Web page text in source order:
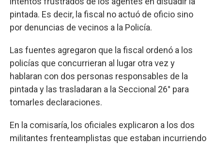
pintada. Es decir, la fiscal no actuó de oficio sino
por denuncias de vecinos a la Policía.
Las fuentes agregaron que la fiscal ordenó a los
policías que concurrieran al lugar otra vez y
hablaran con dos personas responsables de la
pintada y las trasladaran a la Seccional 26° para
tomarles declaraciones.
En la comisaría, los oficiales explicaron a los dos
militantes frenteamplistas que estaban incurriendo